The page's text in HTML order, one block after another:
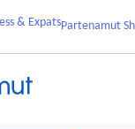
& ExpatsPartenamut